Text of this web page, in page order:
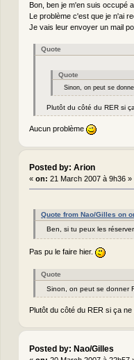
Bon, ben je m'en suis occupé
Le problème c'est que je n'ai
Je vais leur envoyer un mail
Quote
Quote
Sinon, on peut se
Plutôt du côté du RER si
Aucun problème
Posted by: Arion
« on: 21 March 2007 à 9h36 »
Quote from Nao/Gilles on
Ben, si tu peux les
Pas pu le faire hier.
Quote
Sinon, on peut se donner
Plutôt du côté du RER si ça
Posted by: Nao/Gilles